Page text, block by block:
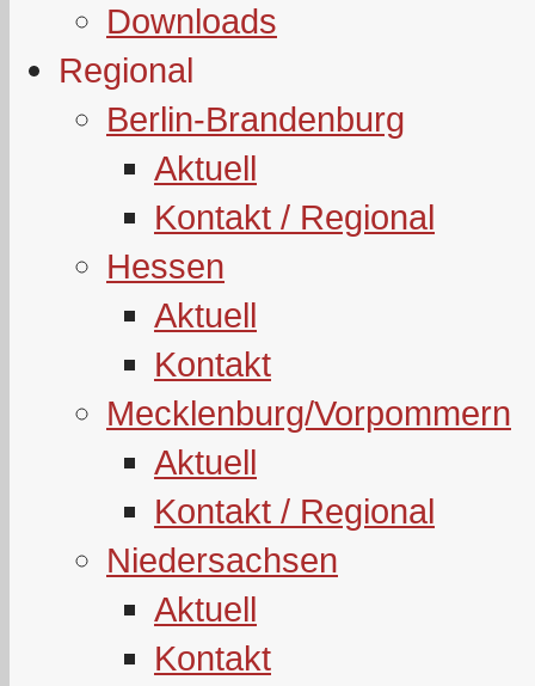
Downloads
Regional
Berlin-Brandenburg
Aktuell
Kontakt / Regional
Hessen
Aktuell
Kontakt
Mecklenburg/Vorpommern
Aktuell
Kontakt / Regional
Niedersachsen
Aktuell
Kontakt